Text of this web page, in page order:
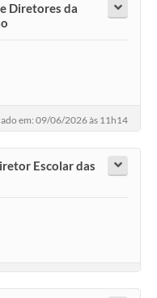
Diretores da
em: 09/06/2026 às 11h14
Escolar das